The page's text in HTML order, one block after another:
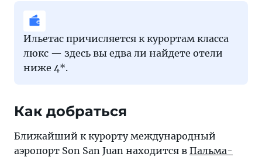
Ильетас причисляется к курортам класса
люкс — здесь вы едва ли найдете отели
ниже 4*.
Как добраться
Ближайший к курорту международный
аэропорт Son San Juan находится в Пальма-